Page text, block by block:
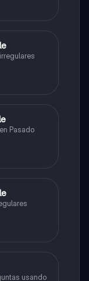
Pasado
usando